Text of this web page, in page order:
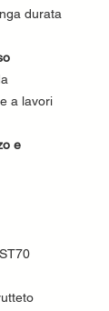
durata
a lavori
e